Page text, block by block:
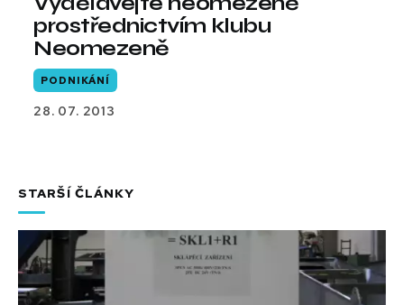
prostřednictvím klubu
Neomezeně
PODNIKÁNÍ
28. 07. 2013
STARŠÍ ČLÁNKY